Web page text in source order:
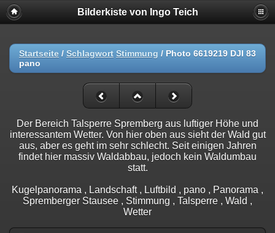
Bilderkiste von Ingo Teich
Startseite / Schlagwort Stimmung / Photo 6619219 DJI 83
pano
Der Bereich Talsperre Spremberg aus luftiger Höhe und
interessantem Wetter. Von hier oben aus sieht der Wald gut
aus, aber es geht im sehr schlecht. Seit einigen Jahren
findet hier massiv Waldabbau, jedoch kein Waldumbau
statt.
Kugelpanorama , Landschaft , Luftbild , pano , Panorama ,
Spremberger Stausee , Stimmung , Talsperre , Wald ,
Wetter